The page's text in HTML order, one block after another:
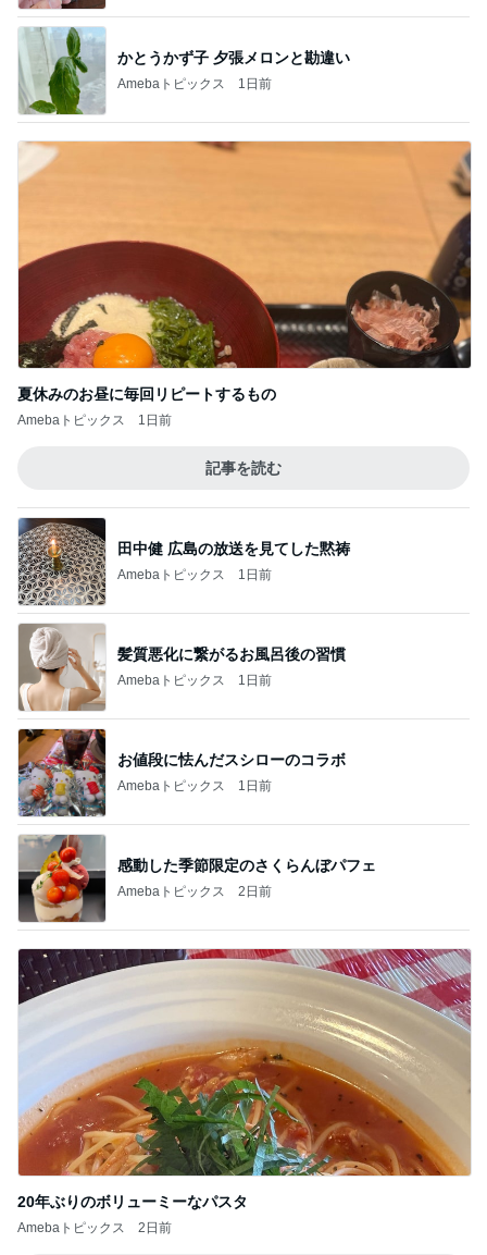
かとうかず子 夕張メロンと勘違い
Amebaトピックス 1日前
夏休みのお昼に毎回リピートするもの
Amebaトピックス 1日前
記事を読む
田中健 広島の放送を見てした黙祷
Amebaトピックス 1日前
髪質悪化に繋がるお風呂後の習慣
Amebaトピックス 1日前
お値段に怯んだスシローのコラボ
Amebaトピックス 1日前
感動した季節限定のさくらんぼパフェ
Amebaトピックス 2日前
20年ぶりのボリューミーなパスタ
Amebaトピックス 2日前